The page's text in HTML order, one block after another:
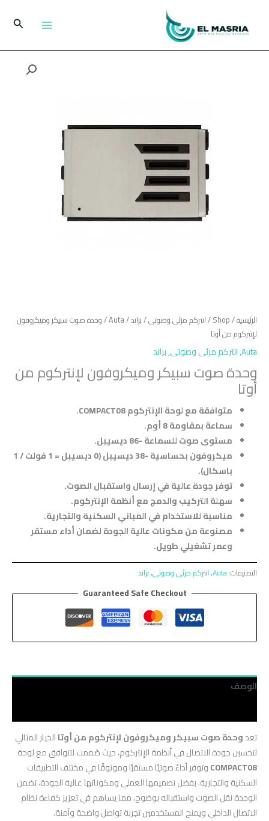
المحتوى
البحث
الرئيسية/
Shop
/انتركم مرئى وصوتى/براند/
Auta/ وحدة صوت سبيكر وميكروفون
لإنتركوم من أوتا
Auta
,انتركم مرئى وصوتى,براند
وحدة صوت سبيكر وميكروفون لإنتركوم من
أوتا
متوافقة مع لوحة الإنتركوم COMPACT08.
سماعة بمقاومة 8 أوم.
مستوى صوت للسماعة -86 ديسيبل.
ميكروفون بحساسية -38 ديسيبل (0 ديسيبل = 1 فولت / 1
باسكال).
توفر جودة عالية في إرسال واستقبال الصوت.
سهلة التركيب والدمج مع أنظمة الإنتركوم.
مناسبة للاستخدام في المباني السكنية والتجارية.
مصنوعة من مكونات عالية الجودة لضمان أداء مستقر
وعمر تشغيلي طويل.
التصنيفات:Auta
,انتركم مرئى وصوتى,براند
Guaranteed Safe Checkout
الوصف
تعدوحدة صوت سبيكر وميكروفون لإنتركوم من أوتاالخيار المثالي
لتحسين جودة الاتصال في أنظمة الإنتركوم، حيث صُممت لتتوافق مع لوحة
COMPACT08وتوفر أداءً صوتيًا مستقرًا وموثوقًا في مختلف التطبيقات
السكنية والتجارية. بفضل تصميمها العملي ومكوناتها عالية الجودة، تضمن
الوحدة نقل الصوت واستقباله بوضوح، مما يساهم في تعزيز كفاءة نظام
الاتصال الداخلي ويمنح المستخدمين تجربة تواصل واضحة وآمنة.